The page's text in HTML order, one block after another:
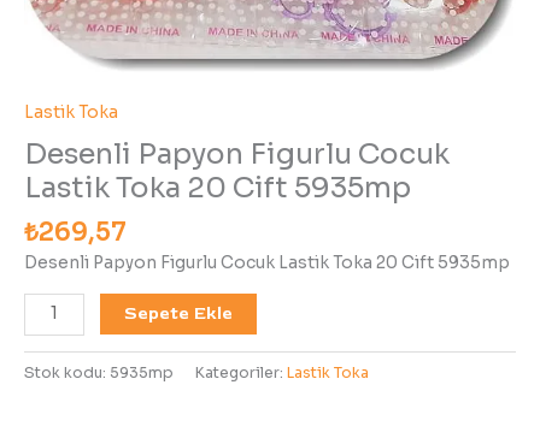
Lastik Toka
Desenli Papyon Figurlu Cocuk
Lastik Toka 20 Cift 5935mp
₺269,57
Desenli Papyon Figurlu Cocuk Lastik Toka 20 Cift 5935mp
Sepete Ekle
Stok kodu: 5935mp Kategoriler: Lastik Toka